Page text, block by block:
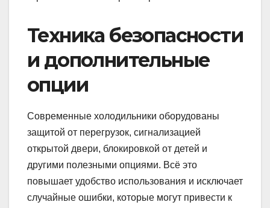
Техника безопасности
и дополнительные
опции
Современные холодильники оборудованы
защитой от перегрузок, сигнализацией
открытой двери, блокировкой от детей и
другими полезными опциями. Всё это
повышает удобство использования и исключает
случайные ошибки, которые могут привести к